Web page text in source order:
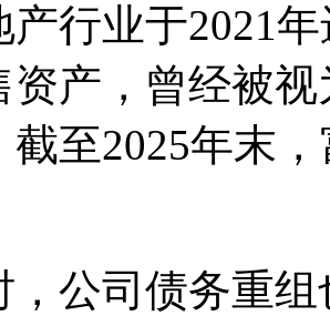
产行业于2021
资产，曾经被
截至2025年末
，公司债务重